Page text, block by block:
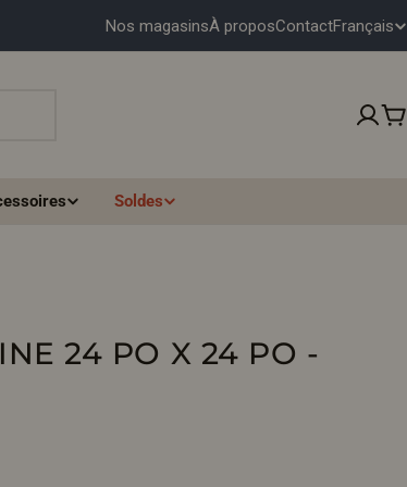
Nos magasinsÀ proposContactL
N
Français
Soldes
24 PO X 24 PO -